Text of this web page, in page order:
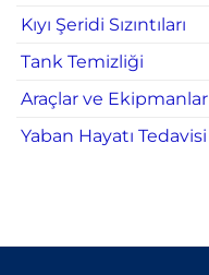
Kıyı Şeridi Sızıntıları
Tank Temizliği
Araçlar ve Ekipmanlar
Yaban Hayatı Tedavisi